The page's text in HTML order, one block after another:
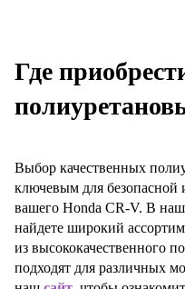
Где
Выбор качественных
ключевым для безопасной
вашего Honda CR-V. В
найдете широкий
из высококачественного
подходят для различных